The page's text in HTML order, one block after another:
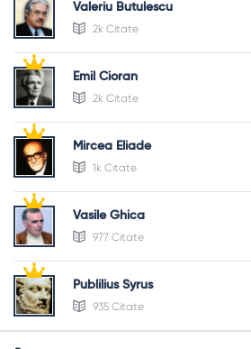
Valeriu Butulescu
2k Citate
Emil Cioran
2k Citate
Mircea Eliade
1k Citate
Vasile Ghica
977 Citate
Publilius Syrus
935 Citate